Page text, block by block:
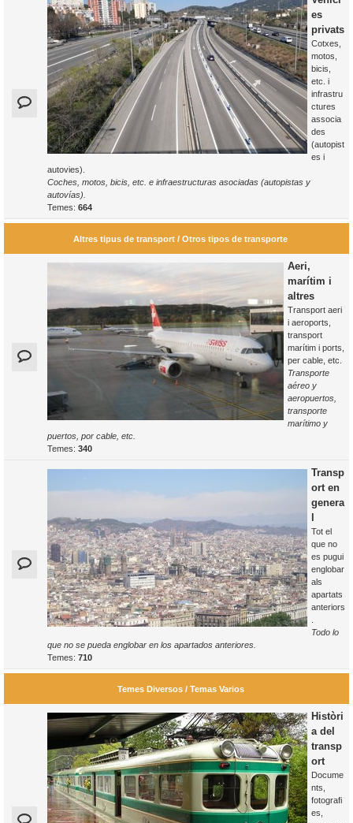
es
privats
Cotxes,
motos,
bicis,
etc. i
infrastru
ctures
associa
des
(autopist
es i
autovies).
Coches, motos, bicis, etc. e infraestructuras asociadas (autopistas y
autovías).
Temes: 664
Altres tipus de transport / Otros tipos de transporte
Aeri,
marítim i
altres
Transport aeri
i aeroports,
transport
marítim i ports,
per cable, etc.
Transporte
aéreo y
aeropuertos,
transporte
marítimo y
puertos, por cable, etc.
Temes: 340
Transp
ort en
genera
Tot el
que no
es pugui
englobar
als
apartats
anteriors
Todo lo
que no se pueda englobar en los apartados anteriores.
Temes: 710
Temes Diversos / Temas Varios
Històri
a del
transp
ort
Docume
nts,
fotografi
es,